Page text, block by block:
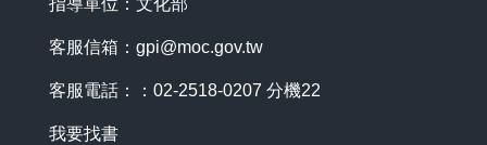
指導單位：文化部
客服信箱： gpi@moc.gov.tw
客服電話：：02-2518-0207 分機22
我要找書